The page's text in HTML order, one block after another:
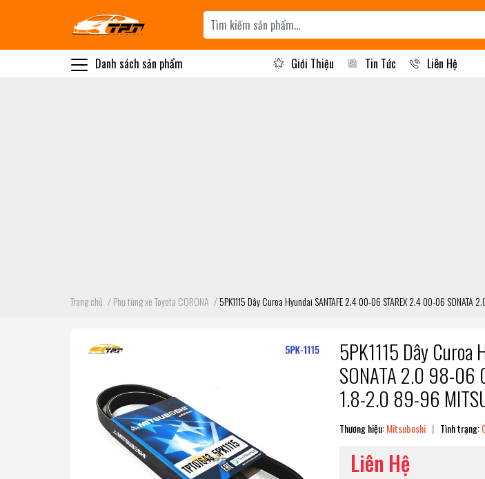
Danh sách sản phẩm Giới Thiệu Tin Tức Liên Hệ
Trang chủ /Phụ tùng xe Toyota CORONA /5PK1115 Dây Curoa Hyundai SANTAFE 2.4 00-06 STAREX 2.4 00-06
5PK1115 Dây
SONATA 2.0 98-06
1.8-2.0 89-96
Thương hiệu:Mitsuboshi | Tình trạng:
Liên Hệ